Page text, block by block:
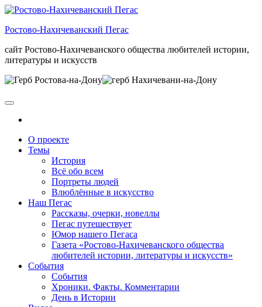
Skip
the
Ростово-Нахичеванский Пегас
сайт Ростово-Нахичеванского общества любителей истории,
литературы и искусств
О проекте
Темы
История
Всё обо всем
Портреты людей
Влюблённые в искусство
Наш Пегас
Рассказы, очерки, новеллы
Пегас путешествует
Юмор нашего Пегаса
Газета «Ростово-Нахичеванского общества
любителей истории, литературы и искусств»
События
События
Хроники. Факты. Комментарии
День в Истории